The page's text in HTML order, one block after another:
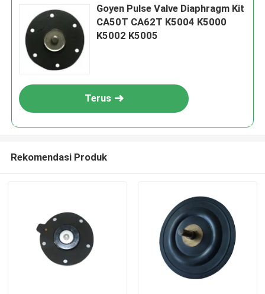
Goyen Pulse Valve Diaphragm Kit
CA50T CA62T K5004 K5000
K5002 K5005
Terus
Rekomendasi Produk